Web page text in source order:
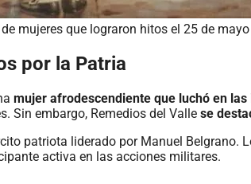
mujeres que lograron hitos el 25 de
por la Patria
mujer afrodescendiente que luchó en
Sin embargo, Remedios del Valle se
patriota liderado por Manuel Belgrano.
activa en las acciones militares.